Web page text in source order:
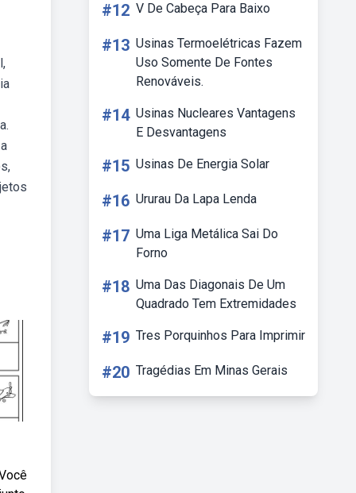
#12 V De Cabeça Para Baixo
#13 Usinas Termoelétricas Fazem
Uso Somente De Fontes
Renováveis.
#14 Usinas Nucleares Vantagens
E Desvantagens
#15 Usinas De Energia Solar
#16 Ururau Da Lapa Lenda
#17 Uma Liga Metálica Sai Do
Forno
#18 Uma Das Diagonais De Um
Quadrado Tem Extremidades
#19 Tres Porquinhos Para Imprimir
#20 Tragédias Em Minas Gerais